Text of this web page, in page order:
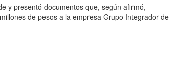
y presentó documentos que, según afirmó,
de pesos a la empresa Grupo Integrador de